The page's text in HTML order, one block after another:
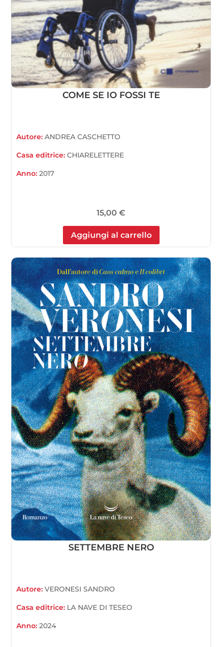
COME SE IO FOSSI TE
Autore:ANDREA CASCHETTO
Casa editrice:CHIARELETTERE
Anno:2017
15,00 €
Aggiungi al carrello
SETTEMBRE NERO
Autore:VERONESI SANDRO
Casa editrice: LA NAVE DI TESEO
Anno:2024